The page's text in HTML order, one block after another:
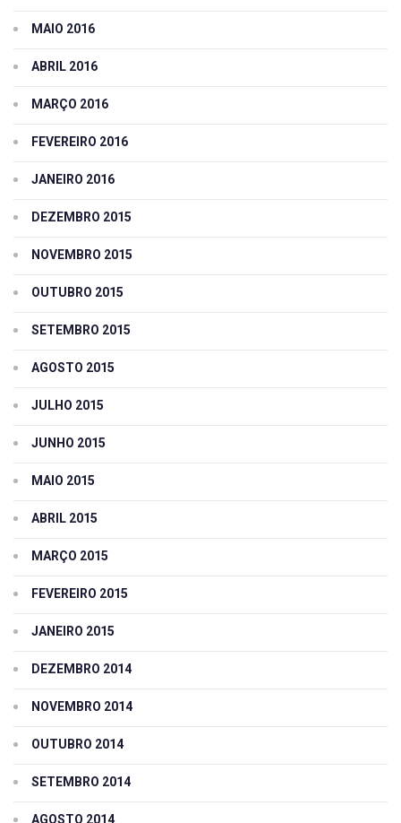
MAIO 2016
ABRIL 2016
MARÇO 2016
FEVEREIRO 2016
JANEIRO 2016
DEZEMBRO 2015
NOVEMBRO 2015
OUTUBRO 2015
SETEMBRO 2015
AGOSTO 2015
JULHO 2015
JUNHO 2015
MAIO 2015
ABRIL 2015
MARÇO 2015
FEVEREIRO 2015
JANEIRO 2015
DEZEMBRO 2014
NOVEMBRO 2014
OUTUBRO 2014
SETEMBRO 2014
AGOSTO 2014